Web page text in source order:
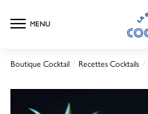
MENU
Boutique Cocktail / Recettes Cocktails /